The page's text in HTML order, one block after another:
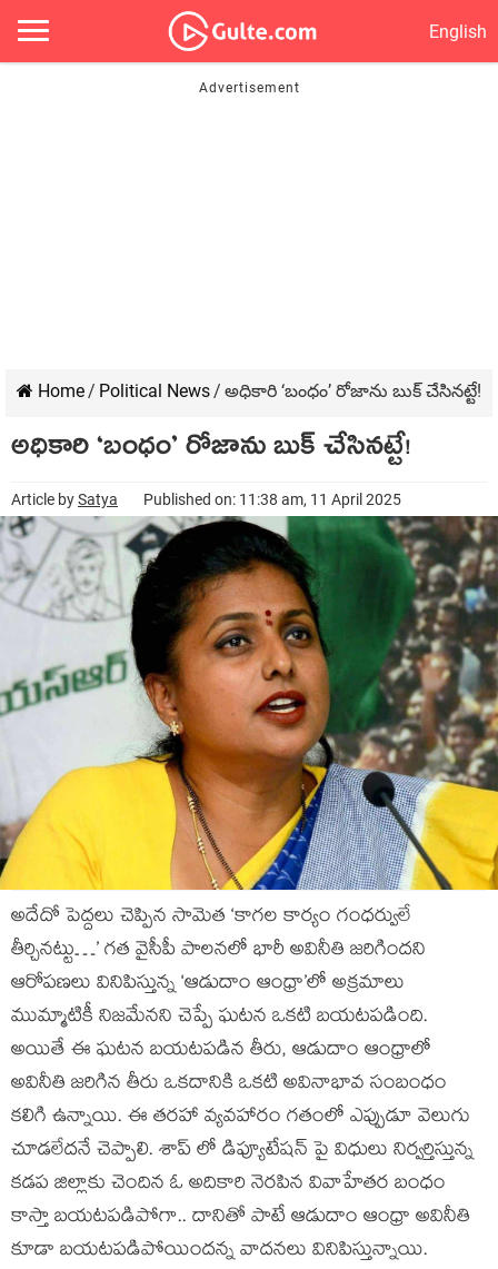
English
Home/ Political News/ అధికారి ‘బంధం’ రోజాను బుక్ చేసినట్టే!
అధికారి ‘బంధం’ రోజాను బుక్ చేసినట్టే!
Article bySatya Published on: 11:38 am, 11 April 2025
అదేదో పెద్దలు చెప్పిన సామెత ‘కాగల కార్యం గంధర్వులే
తీర్చినట్టు…’ గత వైసీపీ పాలనలో భారీ అవినీతి జరిగిందని
ఆరోపణలు వినిపిస్తున్న ‘ఆడుదాం ఆంధ్రా’లో అక్రమాలు
ముమ్మాటికీ నిజమేనని చెప్పే ఘటన ఒకటి బయటపడింది.
అయితే ఈ ఘటన బయటపడిన తీరు, ఆడుదాం ఆంధ్రాలో
అవినీతి జరిగిన తీరు ఒకదానికి ఒకటి అవినాభావ సంబంధం
కలిగి ఉన్నాయి. ఈ తరహా వ్యవహారం గతంలో ఎప్పుడూ వెలుగు
చూడలేదనే చెప్పాలి. శాప్ లో డిప్యూటేషన్ పై విధులు నిర్వర్తిస్తున్న
కడప జిల్లాకు చెందిన ఓ అదికారి నెరపిన వివాహేతర బంధం
కాస్తా బయటపడిపోగా.. దానితో పాటే ఆడుదాం ఆంధ్రా అవినీతి
కూడా బయటపడిపోయిందన్న వాదనలు వినిపిస్తున్నాయి.